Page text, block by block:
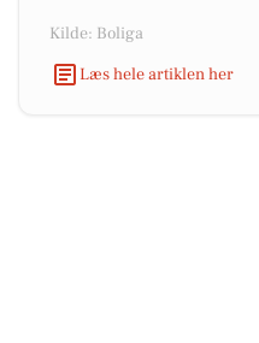
Kilde: Boliga
Læs hele artiklen her